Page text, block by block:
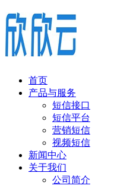
首页
产品与服务
短信接口
短信平台
营销短信
视频短信
新闻中心
关于我们
公司简介